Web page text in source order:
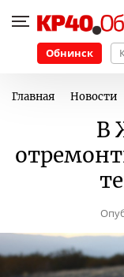
Обнинск
Главная Новости
В